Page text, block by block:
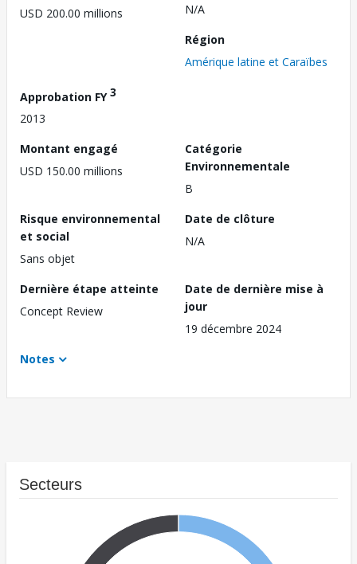
USD 200.00 millions
N/A
Région
Amérique latine et Caraïbes
Approbation FY3
2013
Montant engagé
USD 150.00 millions
Catégorie
Environnementale
B
Risque environnemental
et social
Sans objet
Date de clôture
N/A
Dernière étape atteinte
Concept Review
Date de dernière mise à
jour
19 décembre 2024
Notes
Secteurs